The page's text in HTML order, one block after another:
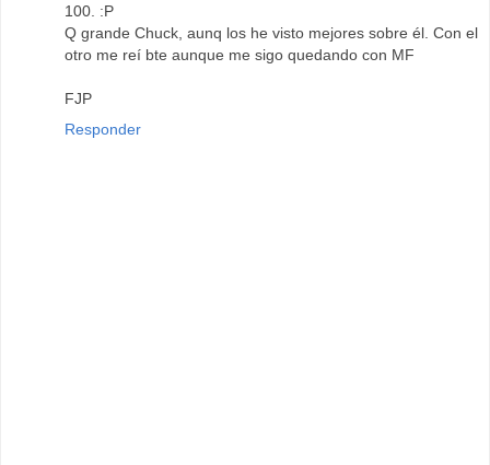
100. :P
Q grande Chuck, aunq los he visto mejores sobre él. Con el
otro me reí bte aunque me sigo quedando con MF
FJP
Responder